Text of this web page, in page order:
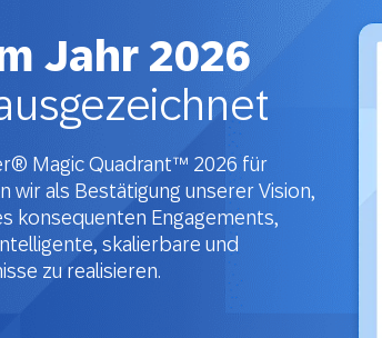
Jahr 2026
Magic Quadrant™ 2026 für
wir als Bestätigung unserer Vision,
konsequenten Engagements,
skalierbare und
zu realisieren.